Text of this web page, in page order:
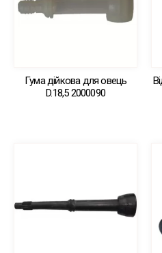
Гума дійкова для овець
D.18,5 2000090